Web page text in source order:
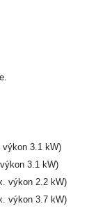
výkon 3.1 kW)
3.1 kW)
výkon 2.2 kW)
výkon 3.7 kW)